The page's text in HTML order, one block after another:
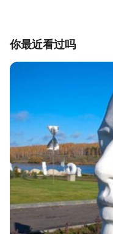
你最近看过吗